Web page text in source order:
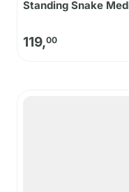
Standing Snake
119,00